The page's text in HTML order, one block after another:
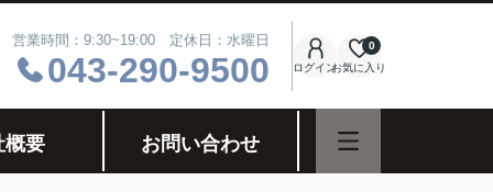
営業時間：9:30~19:00 定休日：水曜日
043-290-9500 ログインお気に入り
0
概要 お問い合わせ